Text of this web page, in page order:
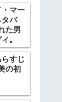
・マー
バ
た男
。
らすじ
の初